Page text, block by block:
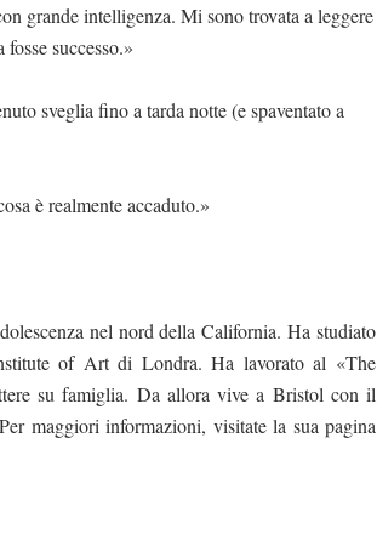
grande intelligenza. Mi sono trovata a leggere
successo.»
sveglia fino a tarda notte (e spaventato a
è realmente accaduto.»
nel nord della California. Ha studiato
of Art di Londra. Ha lavorato al «The
su famiglia. Da allora vive a Bristol con il
maggiori informazioni, visitate la sua pagina